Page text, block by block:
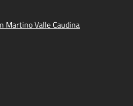
Martino Valle Caudina